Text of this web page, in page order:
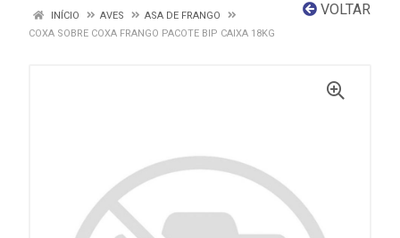
VOLTAR
INÍCIO AVES
ASA DE FRANGO
COXA SOBRE COXA FRANGO PACOTE BIP CAIXA 18KG